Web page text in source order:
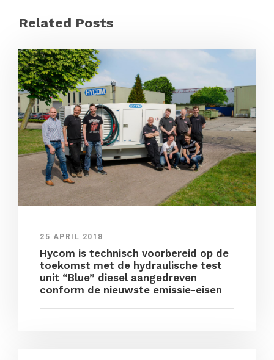
Related Posts
25 APRIL 2018
Hycom is technisch voorbereid op de
toekomst met de hydraulische test
unit “Blue” diesel aangedreven
conform de nieuwste emissie-eisen